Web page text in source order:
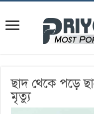
ছাদ থেকে পড়ে
মৃত্যু